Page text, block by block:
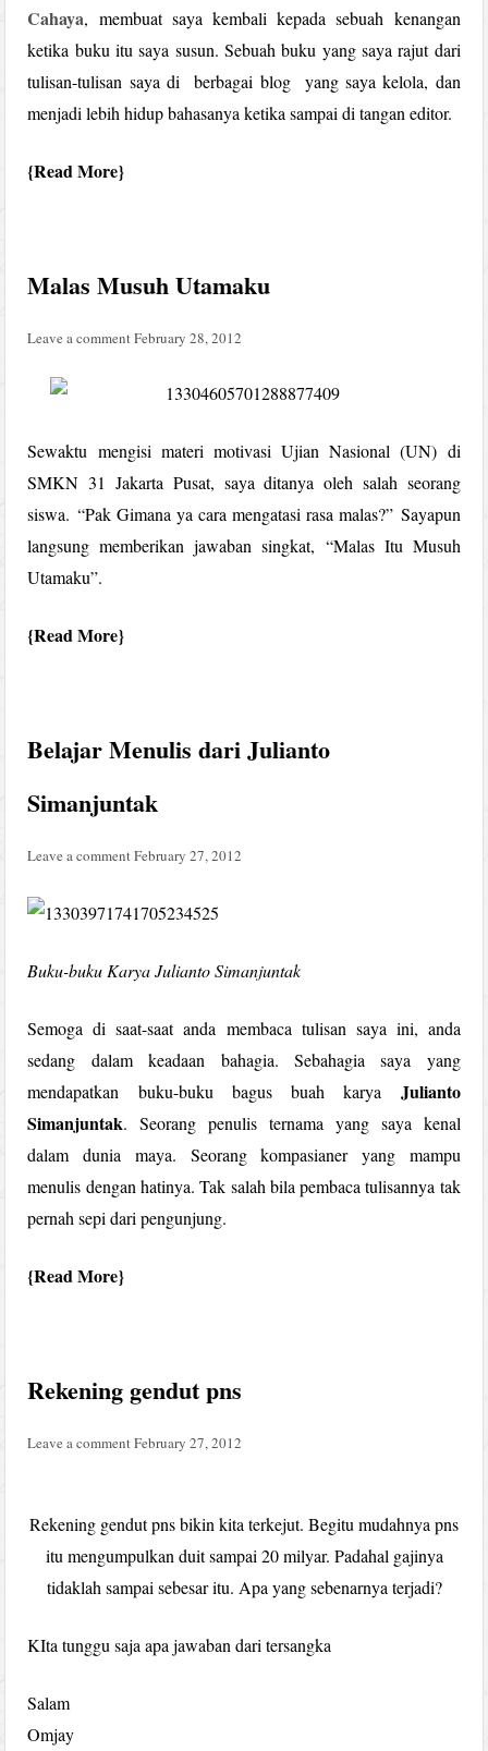
Cahaya, membuat saya kembali kepada sebuah kenangan
ketika buku itu saya susun. Sebuah buku yang saya rajut dari
tulisan-tulisan saya di berbagai blog yang saya kelola, dan
menjadi lebih hidup bahasanya ketika sampai di tangan editor.
Read More
Malas Musuh Utamaku
Leave a comment February 28, 2012
Sewaktu mengisi materi motivasi Ujian Nasional (UN) di
SMKN 31 Jakarta Pusat, saya ditanya oleh salah seorang
siswa. “Pak Gimana ya cara mengatasi rasa malas?” Sayapun
langsung memberikan jawaban singkat, “Malas Itu Musuh
Utamaku”.
Read More
Belajar Menulis dari Julianto
Simanjuntak
Leave a comment February 27, 2012
Buku-buku Karya Julianto Simanjuntak
Semoga di saat-saat anda membaca tulisan saya ini, anda
sedang dalam keadaan bahagia. Sebahagia saya yang
mendapatkan buku-buku bagus buah karya Julianto
Simanjuntak. Seorang penulis ternama yang saya kenal
dalam dunia maya. Seorang kompasianer yang mampu
menulis dengan hatinya. Tak salah bila pembaca tulisannya tak
pernah sepi dari pengunjung.
Read More
Rekening gendut pns
Leave a commentFebruary 27, 2012
Rekening gendut pns bikin kita terkejut. Begitu mudahnya pns
itu mengumpulkan duit sampai 20 milyar. Padahal gajinya
tidaklah sampai sebesar itu. Apa yang sebenarnya terjadi?
KIta tunggu saja apa jawaban dari tersangka
Salam
Omjay